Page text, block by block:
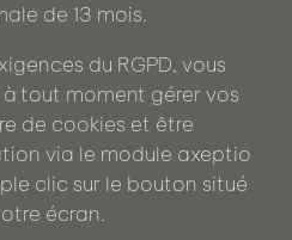
de 13 mois.
du RGPD, vous
tout moment gérer vos
de cookies et être
via le module axeptio
clic sur le bouton situé
écran.